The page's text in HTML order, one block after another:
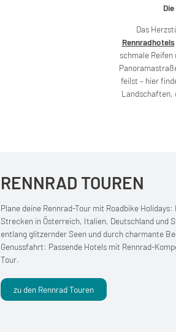
Das
Rennradhotels
schmale
feilst – hier
Landschaften,
RENNRAD TOUREN
Plane deine Rennrad-Tour mit Roadbike
Strecken in Österreich, Italien, Deutschland und
entlang glitzernder Seen und durch charmante
Genussfahrt: Passende Hotels mit Rennrad-
Tour.
zu den Rennrad Touren